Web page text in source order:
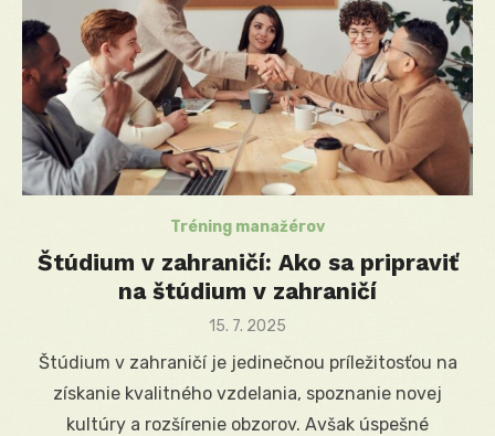
Tréning manažérov
Štúdium v zahraničí: Ako sa pripraviť
na štúdium v zahraničí
Posted
15. 7. 2025
Štúdium v zahraničí je jedinečnou príležitosťou na
získanie kvalitného vzdelania, spoznanie novej
kultúry a rozšírenie obzorov. Avšak úspešné